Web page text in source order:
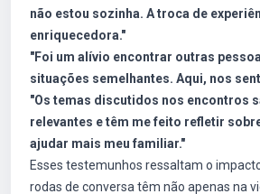
não estou sozinha. A troca de
enriquecedora."
"Foi um alívio encontrar outras
situações semelhantes. Aqui, nos
"Os temas discutidos nos encontros
relevantes e têm me feito refletir
ajudar mais meu familiar."
Esses testemunhos ressaltam o
rodas de conversa têm não apenas na